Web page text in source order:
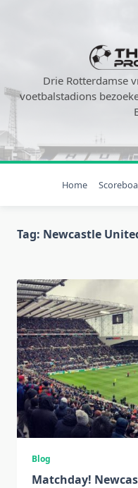
Drie Rotterdamse
voetbalstadions
Home
Tag: Newcastle
Blog
Matchday!